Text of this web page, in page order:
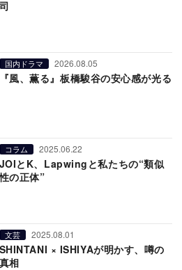
司
国内ドラマ 2026.08.05
『風、薫る』板橋駿谷の安心感が光る
コラム 2025.06.22
JOIとK、Lapwingと私たちの“類似
性の正体”
文芸 2025.08.01
SHINTANI × ISHIYAが明かす、噂の
真相